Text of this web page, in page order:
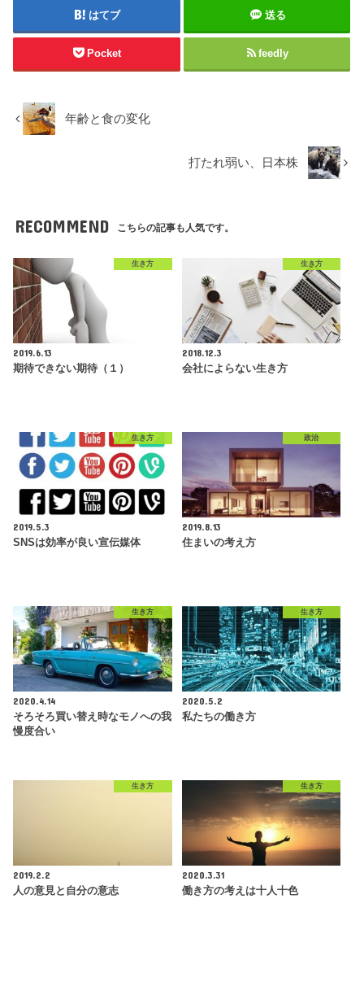
はてブ 送る
Pocket feedly
年齢と食の変化
打たれ弱い、日本株
RECOMMEND こちらの記事も人気です。
生き方
2019.6.13
期待できない期待（１）
生き方
2018.12.3
会社によらない生き方
生き方
2019.5.3
SNSは効率が良い宣伝媒体
政治
2019.8.13
住まいの考え方
生き方
2020.4.14
そろそろ買い替え時なモノへの我
慢度合い
生き方
2020.5.2
私たちの働き方
生き方
2019.2.2
人の意見と自分の意志
生き方
2020.3.31
働き方の考えは十人十色